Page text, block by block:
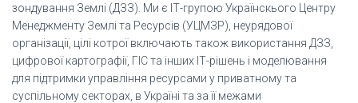
зондування Землі (ДЗЗ). Ми є ІТ-групою Українскього Центру
Менеджменту Землі та Ресурсів (УЦМЗР), неурядової
організації, цілі котрої включають також використання ДЗЗ,
цифрової картографії, ГІС та інших ІТ-рішень і моделювання
для підтримки управління ресурсами у приватному та
суспільному секторах, в Україні та за її межами